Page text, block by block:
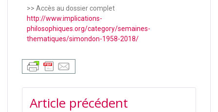
>> Accès au dossier complet
http://www.implications-
philosophiques.org/category/semaines-
thematiques/simondon-1958-2018/
Article précédent